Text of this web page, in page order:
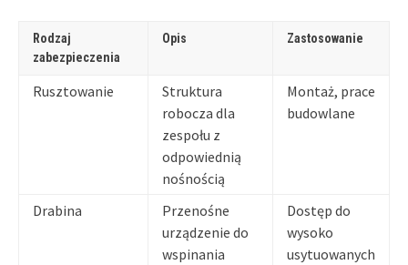
Rodzaj
zabezpieczenia
Opis Zastosowanie
Rusztowanie
Struktura
robocza dla
zespołu z
odpowiednią
nośnością
Montaż, prace
budowlane
Drabina
Przenośne
urządzenie do
wspinania
Dostęp do
wysoko
usytuowanych